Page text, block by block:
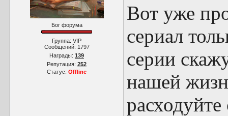
Бог форума
Группа: VIP
Сообщений: 1797
Награды: 139
Репутация: 252
Статус: Offline
Вот уже
сериал
серии
нашей